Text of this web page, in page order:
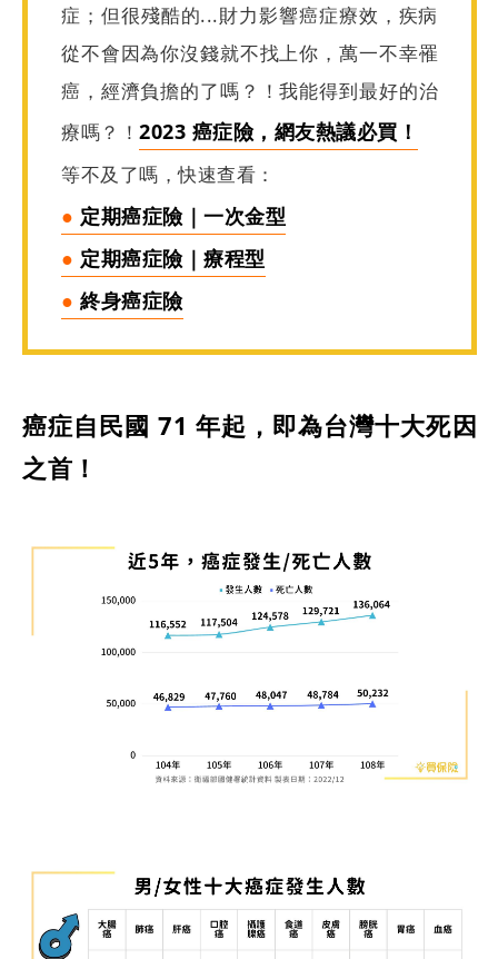
症；但很殘酷的...財力影響癌症療效，疾病
從不會因為你沒錢就不找上你，萬一不幸罹
癌，經濟負擔的了嗎？！我能得到最好的治
療嗎？！ 2023 癌症險，網友熱議必買！
等不及了嗎，快速查看：
● 定期癌症險｜一次金型
● 定期癌症險｜療程型
● 終身癌症險
癌症自民國 71 年起，即為台灣十大死因
之首！